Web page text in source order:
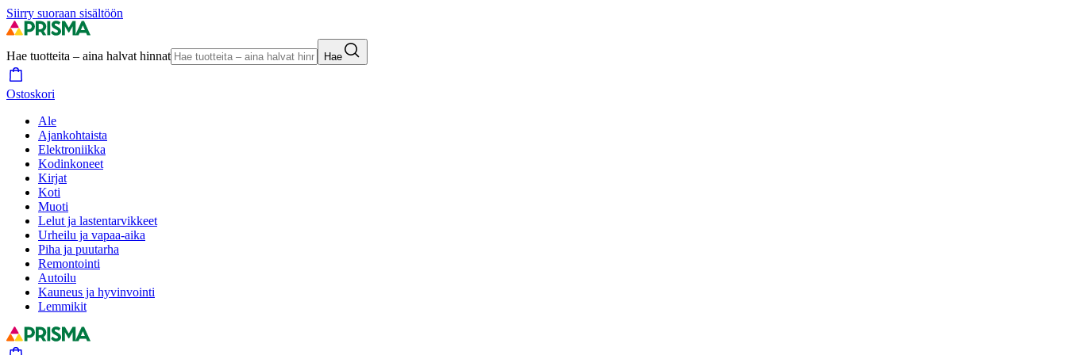
Siirry suoraan sisältöön
Hae tuotteita – aina halvat hinnat Hae
Ostoskori
Ale
Ajankohtaista
Elektroniikka
Kodinkoneet
Kirjat
Koti
Muoti
Lelut ja lastentarvikkeet
Urheilu ja vapaa-aika
Piha ja puutarha
Remontointi
Autoilu
Kauneus ja hyvinvointi
Lemmikit